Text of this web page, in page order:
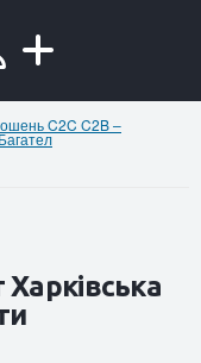
C2C C2B –